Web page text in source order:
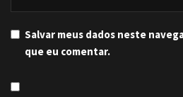
Salvar meus dados neste
que eu comentar.